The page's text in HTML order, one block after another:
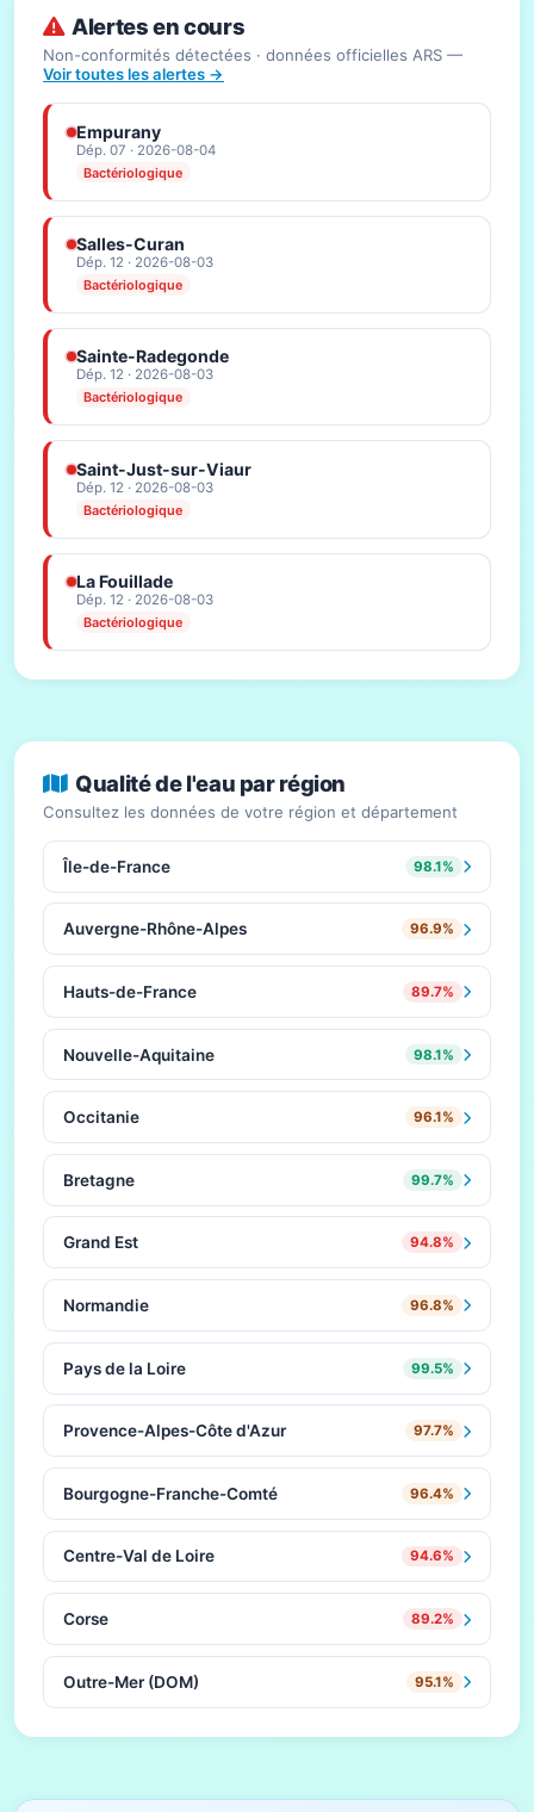
Alertes en cours
Non-conformités détectées · données officielles ARS —
Voir toutes les alertes →
Empurany
Dép. 07 · 2026-08-04
Bactériologique
Salles-Curan
Dép. 12 · 2026-08-03
Bactériologique
Sainte-Radegonde
Dép. 12 · 2026-08-03
Bactériologique
Saint-Just-sur-Viaur
Dép. 12 · 2026-08-03
Bactériologique
La Fouillade
Dép. 12 · 2026-08-03
Bactériologique
Qualité de l'eau par région
Consultez les données de votre région et département
Île-de-France 98.1%
Auvergne-Rhône-Alpes 96.9%
Hauts-de-France 89.7%
Nouvelle-Aquitaine 98.1%
Occitanie 96.1%
Bretagne 99.7%
Grand Est 94.8%
Normandie 96.8%
Pays de la Loire 99.5%
Provence-Alpes-Côte d'Azur 97.7%
Bourgogne-Franche-Comté 96.4%
Centre-Val de Loire 94.6%
Corse 89.2%
Outre-Mer (DOM) 95.1%